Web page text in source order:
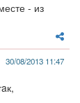
- из
30/08/2013 11:47